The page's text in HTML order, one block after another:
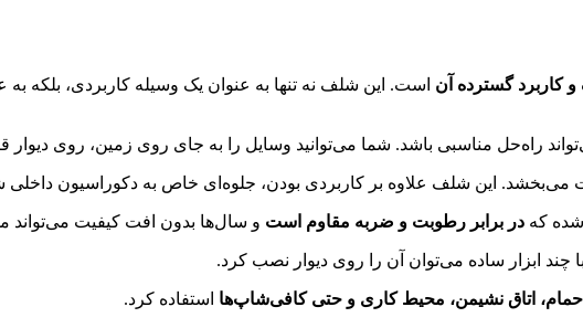
کاربرد گسترده آن است. این شلف نه تنها به عنوان یک وسیله کاربردی، بلکه به
راه‌حل مناسبی باشد. شما می‌توانید وسایل را به جای روی زمین، روی دیوار
این شلف علاوه بر کاربردی بودن، جلوه‌ای خاص به دکوراسیون داخلی
در برابر رطوبت و ضربه مقاوم است و سال‌ها بدون افت کیفیت می‌تواند
چند ابزار ساده می‌توان آن را روی دیوار نصب کرد.
حمام، اتاق نشیمن، محیط کاری و حتی کافی‌شاپ‌ها استفاده کرد.